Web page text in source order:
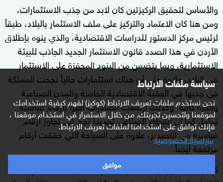
سياسة ملفات الارتباط
نحن نستخدم ملفات تعريف الارتباط (كوكيز) لفهم كيفية استخدامك
لموقعنا ولتحسين تجربتك. من خلال الاستمرار في استخدام موقعنا ،
فإنك توافق على استخدامنا لملفات تعريف الارتباط.
سياسية الخصوصية
موافق
والأساس لتحقيق الركيزتين كان لابد من جذب الاستثمارات،
ومن هنا كان الاعتماد والتركيز على ملف الاستثمار بالبلاد، طبقاً
لرئيس مركز الدستور للدراسات الاقتصادية، والذي ينوه بإطلاق
الأردن في هذا الصدد قانون الاستثمار الجديد الجاذب للبيئة
الاستثمارية، وبما يتضمن من البنود المحفزة على الاستثمار
في البلاد، علاوة على أن هناك استثمارات حالياً نجحت المملكة
في جذبها في العقبة الاقتصادية الخاصة والمدن الصناعية
والحرة كافة، وكذلك ارتفعت الصادرات أخيراً بأرقام قياسية
تماماً، كما أن القطاع الصناعي تحديداً نجح في تجاوز أرقام
قياسية في التصدير، علاوة على السياحة التي حققت أرقام
مرتفعة أيضاً.
كما يشير الداوود إلى الخطوات التي اتخذتها المملكة في